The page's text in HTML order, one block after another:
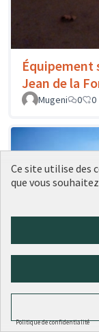
Équipement
Jean de la
Mugeni
0 0
Ce site utilise des
que vous
Politique de confidentialité